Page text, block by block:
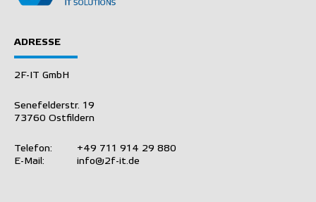
ADRESSE
2F-IT GmbH
Senefelderstr. 19
73760 Ostfildern
Telefon:
+49 711 914 29 880
E-Mail:
info@2f-it.de